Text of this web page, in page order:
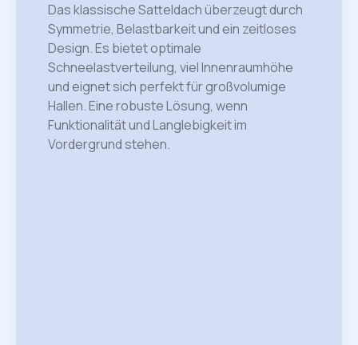
Das klassische Satteldach überzeugt durch
Symmetrie, Belastbarkeit und ein zeitloses
Design. Es bietet optimale
Schneelastverteilung, viel Innenraumhöhe
und eignet sich perfekt für großvolumige
Hallen. Eine robuste Lösung, wenn
Funktionalität und Langlebigkeit im
Vordergrund stehen.